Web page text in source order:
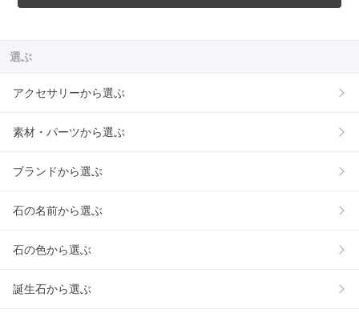
選ぶ
アクセサリーから選ぶ
素材・パーツから選ぶ
ブランドから選ぶ
石の名前から選ぶ
石の色から選ぶ
誕生石から選ぶ